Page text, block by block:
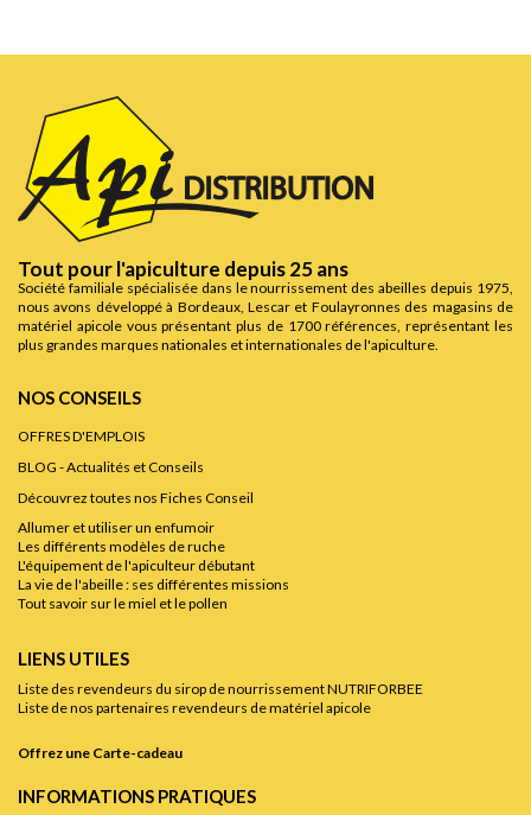
Tout pour l'apiculture depuis 25 ans
Société familiale spécialisée dans le nourrissement des abeilles depuis 1975,
nous avons développé à Bordeaux, Lescar et Foulayronnes des magasins de
matériel apicole vous présentant plus de 1700 références, représentant les
plus grandes marques nationales et internationales de l'apiculture.
NOS CONSEILS
OFFRES D'EMPLOIS
BLOG - Actualités et Conseils
Découvrez toutes nos Fiches Conseil
Allumer et utiliser un enfumoir
Les différents modèles de ruche
L'équipement de l'apiculteur débutant
La vie de l'abeille : ses différentes missions
Tout savoir sur le miel et le pollen
LIENS UTILES
Liste des revendeurs du sirop de nourrissement NUTRIFORBEE
Liste de nos partenaires revendeurs de matériel apicole
Offrez une Carte-cadeau
INFORMATIONS PRATIQUES